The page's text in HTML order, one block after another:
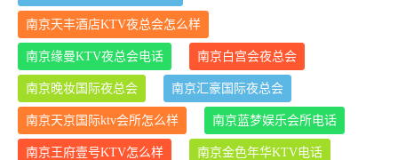
南京天丰酒店KTV夜总会怎么样
南京缘曼KTV夜总会电话 南京白宫会夜总会
南京晚妆国际夜总会 南京汇豪国际夜总会
南京天京国际ktv会所怎么样 南京蓝梦娱乐会所电话
南京王府壹号KTV怎么样 南京金色年华KTV电话